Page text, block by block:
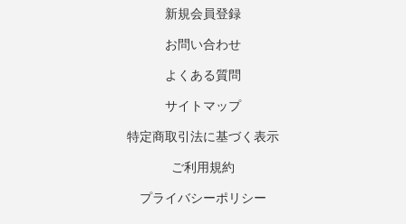
新規会員登録
お問い合わせ
よくある質問
サイトマップ
特定商取引法に基づく表示
ご利用規約
プライバシーポリシー